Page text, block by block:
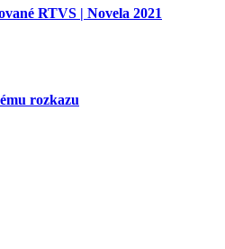
RTVS | Novela 2021
rozkazu